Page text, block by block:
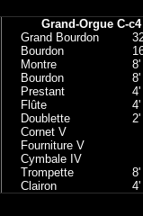
Grand-Orgue C-c4
Grand Bourdon
Bourdon
Montre
8'
Bourdon
8'
Prestant
4'
Flûte
4'
Doublette
2'
Cornet V
Fourniture V
Cymbale IV
Trompette
8'
Clairon
4'